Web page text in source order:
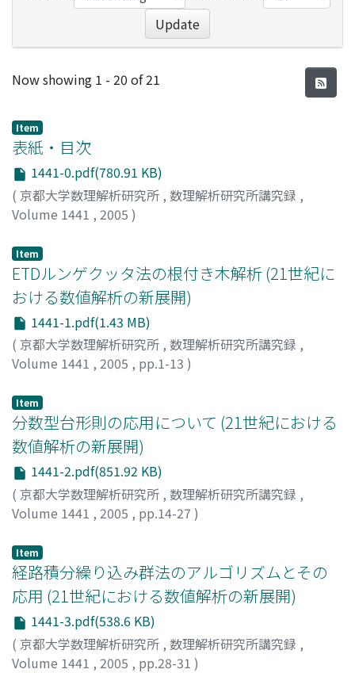
Update
Recent Submissions
Now showing 1 - 20 of 21
Item
表紙・目次
1441-0.pdf(780.91 KB)
( 京都大学数理解析研究所 , 数理解析研究所講究録 ,
Volume 1441 , 2005 )
Item
ETDルンゲクッタ法の根付き木解析 (21世紀に
おける数値解析の新展開)
1441-1.pdf(1.43 MB)
( 京都大学数理解析研究所 , 数理解析研究所講究録 ,
Volume 1441 , 2005 , pp.1-13 )
Item
分数型台形則の応用について (21世紀における
数値解析の新展開)
1441-2.pdf(851.92 KB)
( 京都大学数理解析研究所 , 数理解析研究所講究録 ,
Volume 1441 , 2005 , pp.14-27 )
Item
経路積分繰り込み群法のアルゴリズムとその
応用 (21世紀における数値解析の新展開)
1441-3.pdf(538.6 KB)
( 京都大学数理解析研究所 , 数理解析研究所講究録 ,
Volume 1441 , 2005 , pp.28-31 )